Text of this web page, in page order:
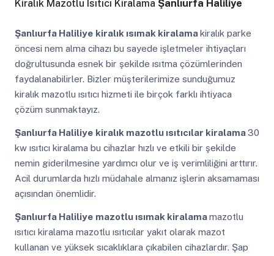
Kiralık Mazotlu Isıtıcı Kiralama Şanlıurfa Haliliye
Şanlıurfa Haliliye kiralık ısımak kiralamakiralık parke
öncesi nem alma cihazı bu sayede işletmeler ihtiyaçları
doğrultusunda esnek bir şekilde ısıtma çözümlerinden
faydalanabilirler. Bizler müşterilerimize sunduğumuz
kiralık mazotlu ısıtıcı hizmeti ile birçok farklı ihtiyaca
çözüm sunmaktayız.
Şanlıurfa Haliliye kiralık mazotlu ısıtıcılar kiralama30
kw ısıtıcı kiralama bu cihazlar hızlı ve etkili bir şekilde
nemin giderilmesine yardımcı olur ve iş verimliliğini arttırır.
Acil durumlarda hızlı müdahale almanız işlerin aksamaması
açısından önemlidir.
Şanlıurfa Haliliye mazotlu ısımak kiralamamazotlu
ısıtıcı kiralama mazotlu ısıtıcılar yakıt olarak mazot
kullanan ve yüksek sıcaklıklara çıkabilen cihazlardır. Şap